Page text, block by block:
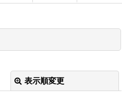
表示順変更